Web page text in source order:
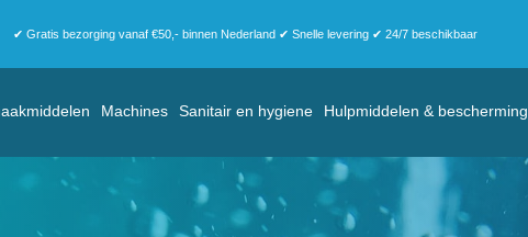
✔ Gratis bezorging vanaf €50,- binnen Nederland ✔ Snelle levering ✔ 24/7 beschikbaar
Machines Sanitair en hygiene Hulpmiddelen & bescherming